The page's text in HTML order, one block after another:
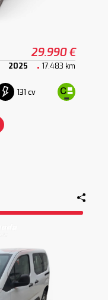
29.990 €
2025 17.483 km
131 cv